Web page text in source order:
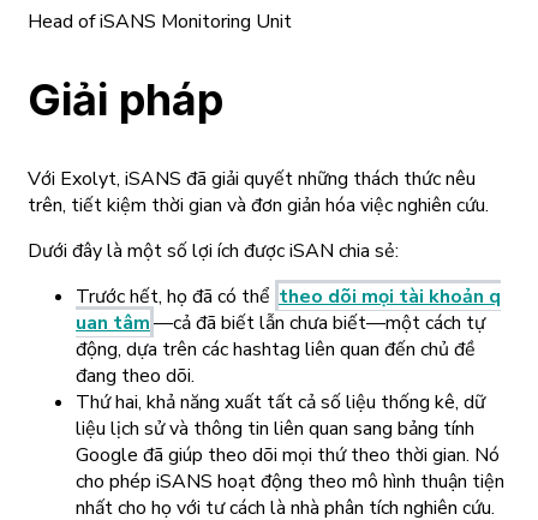
Head of iSANS Monitoring Unit
Giải pháp
Với Exolyt, iSANS đã giải quyết những thách thức nêu
trên, tiết kiệm thời gian và đơn giản hóa việc nghiên cứu.
Dưới đây là một số lợi ích được iSAN chia sẻ:
Trước hết, họ đã có thể theo dõi mọi tài khoản q
uan tâm—cả đã biết lẫn chưa biết—một cách tự
động, dựa trên các hashtag liên quan đến chủ đề
đang theo dõi.
Thứ hai, khả năng xuất tất cả số liệu thống kê, dữ
liệu lịch sử và thông tin liên quan sang bảng tính
Google đã giúp theo dõi mọi thứ theo thời gian. Nó
cho phép iSANS hoạt động theo mô hình thuận tiện
nhất cho họ với tư cách là nhà phân tích nghiên cứu.